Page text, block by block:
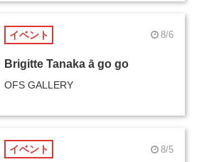
イベント 8/6
Brigitte Tanaka ā go go
OFS GALLERY
イベント 8/5